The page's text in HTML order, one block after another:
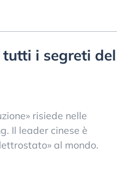
i segreti del
risiede nelle
Il leader cinese è
al mondo.